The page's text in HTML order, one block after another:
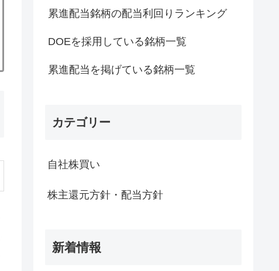
累進配当銘柄の配当利回りランキング
DOEを採用している銘柄一覧
累進配当を掲げている銘柄一覧
カテゴリー
自社株買い
株主還元方針・配当方針
新着情報